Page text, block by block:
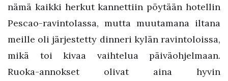
nämä kaikki herkut kannettiin pöytään hotellin
Pescao-ravintolassa, mutta muutamana iltana
meille oli järjestetty dinneri kylän ravintoloissa,
mikä toi kivaa vaihtelua päiväohjelmaan.
Ruoka-annokset olivat aina hyvin